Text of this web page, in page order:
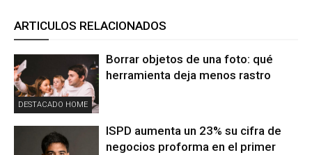
ARTICULOS RELACIONADOS
DESTACADO HOME
Borrar objetos de una foto: qué
herramienta deja menos rastro
ISPD aumenta un 23% su cifra de
negocios proforma en el primer